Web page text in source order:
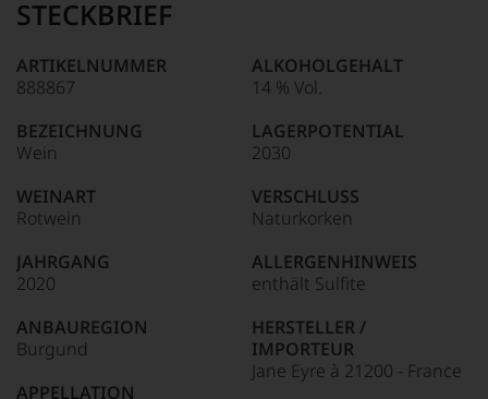
95–98 Punkte:
90–94 Punkte:
Unter 85 Punkte:
Tesdorpf
für
»Fine
für
die
edlen
Weine
der
Welt,
kaum
ein
Das
dokumentieren
STECKBRIEF
ARTIKELNUMMER
888867
BEZEICHNUNG
Wein
WEINART
Rotwein
JAHRGANG
2020
ANBAUREGION
Burgund
APPELLATION
ALKOHOLGEHALT
14 % Vol.
LAGERPOTENTIAL
2030
VERSCHLUSS
Naturkorken
ALLERGENHINWEIS
enthält Sulfite
HERSTELLER /
IMPORTEUR
Jane Eyre à 21200 - France